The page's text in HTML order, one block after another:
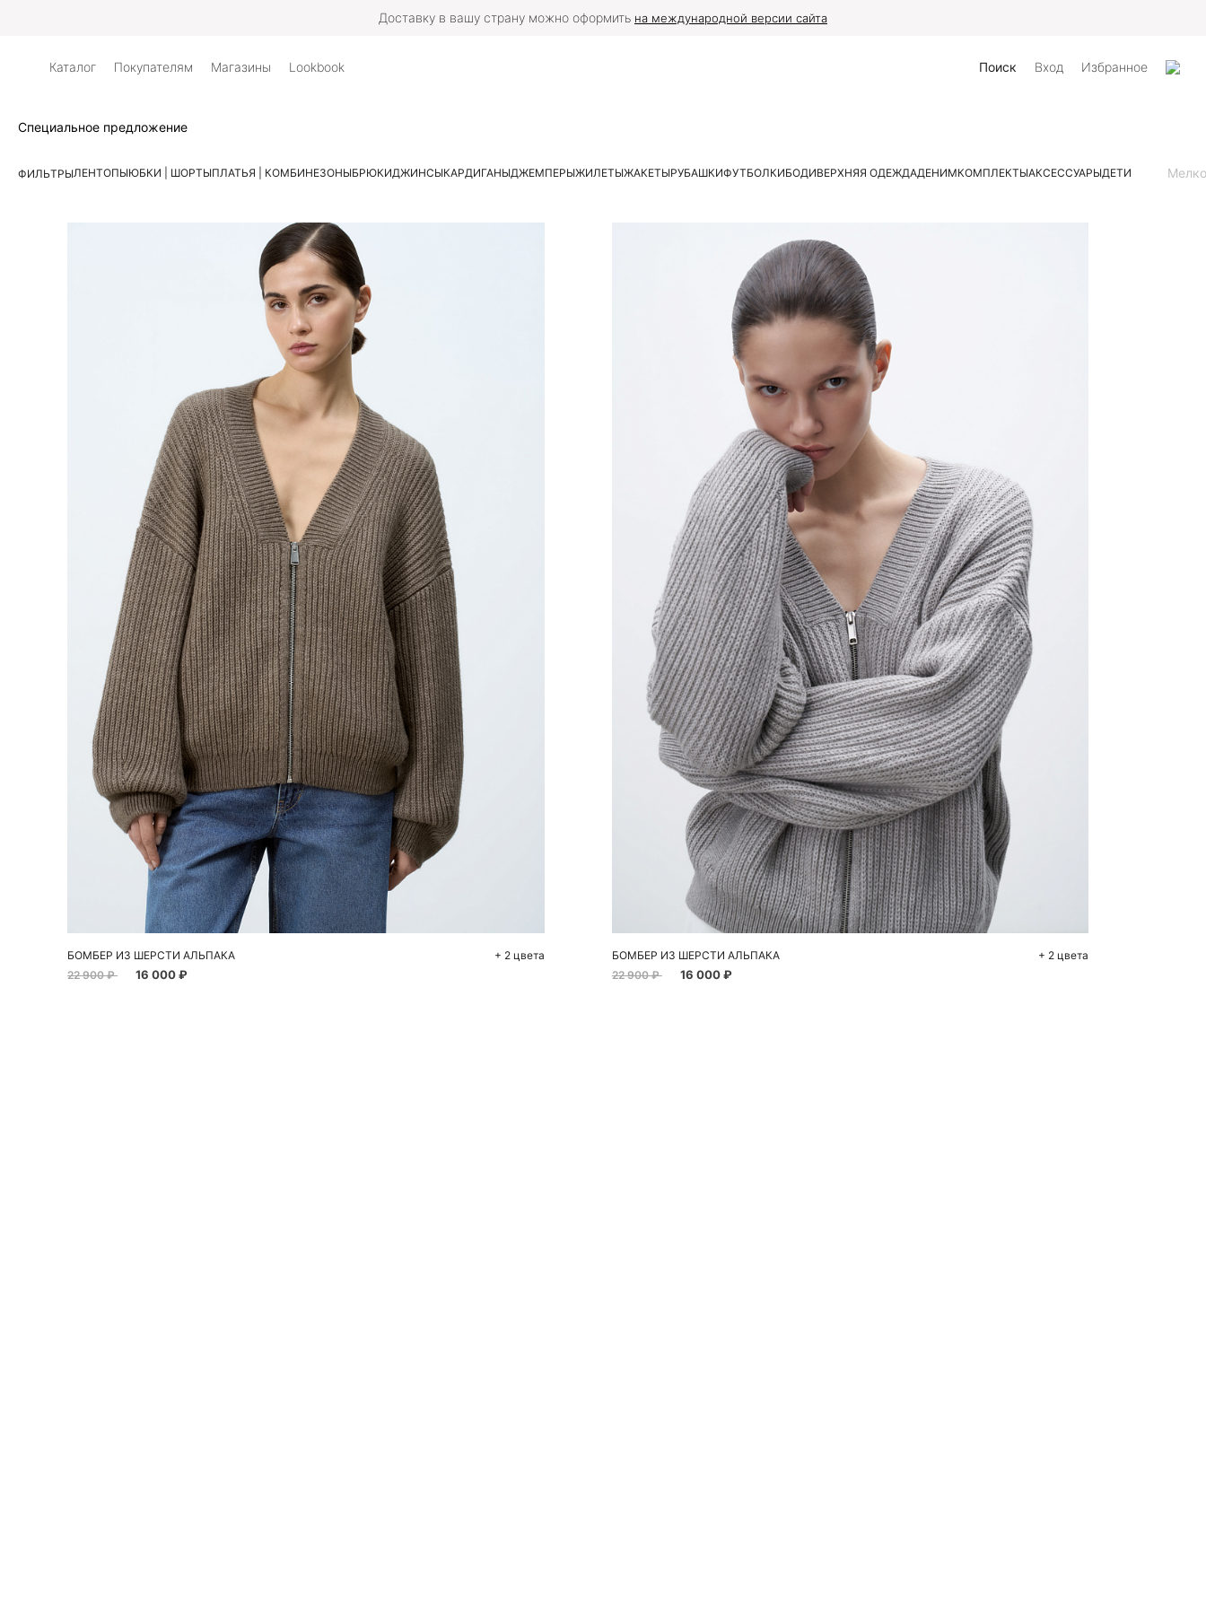
Доставку в вашу страну можно оформить на международной версии сайта
Каталог Покупателям Магазины Lookbook Поиск Вход Избранное
Специальное предложение
ФИЛЬТРЫЛЕНТОПЫЮБКИ | ШОРТЫПЛАТЬЯ | КОМБИНЕЗОНЫБРЮКИДЖИНСЫКАРДИГАНЫДЖЕМПЕРЫЖИЛЕТЫЖАКЕТЫРУБАШКИФУТБОЛКИБОДИВЕРХНЯЯ ОДЕЖДАДЕНИМКОМПЛЕКТЫАКСЕССУАРЫДЕТИ Мелко
Добавить в корзину
S M L
БОМБЕР ИЗ ШЕРСТИ АЛЬПАКА
+ 2 цвета
22 900 ₽
16 000 ₽
Добавить в корзину
S M L
БОМБЕР ИЗ ШЕРСТИ АЛЬПАКА
+ 2 цвета
22 900 ₽
16 000 ₽